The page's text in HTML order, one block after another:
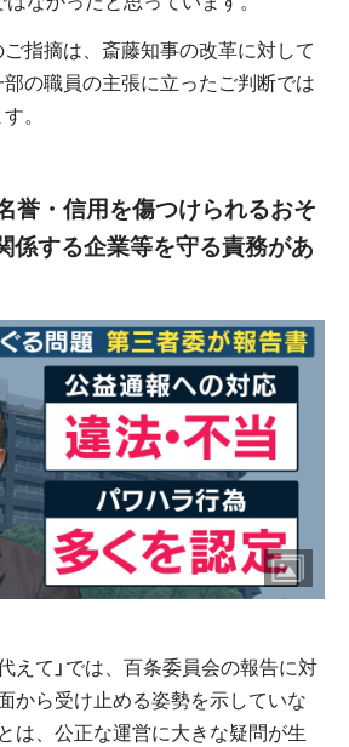
指摘は、斎藤知事の改革に対して
の職員の主張に立ったご判断では
。
誉・信用を傷つけられるおそ
係する企業等を守る責務があ
えて」では、百条委員会の報告に対
から受け止める姿勢を示していな
は、公正な運営に大きな疑問が生